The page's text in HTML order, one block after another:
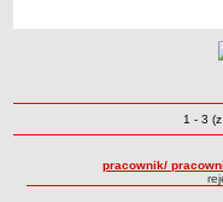
KSeF – wystawianie
Status prawny
Struktura organizacyjna
1 - 3
pracownik/